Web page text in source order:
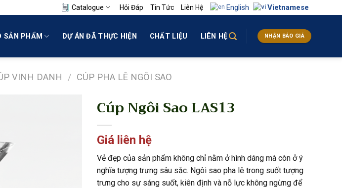
Catalogue Hỏi Đáp Tin Tức Liên Hệ English Vietnamese
SẢN PHẨM DỰ ÁN ĐÃ THỰC HIỆN CHẤT LIỆU LIÊN HỆ NHẬN BÁO GIÁ
VINH DANH / CÚP PHA LÊ NGÔI SAO
Cúp Ngôi Sao LAS13
Giá liên hệ
Vẻ đẹp của sản phẩm không chỉ nằm ở hình dáng mà còn ở ý
nghĩa tượng trưng sâu sắc. Ngôi sao pha lê trong suốt tượng
trưng cho sự sáng suốt, kiên định và nỗ lực không ngừng để